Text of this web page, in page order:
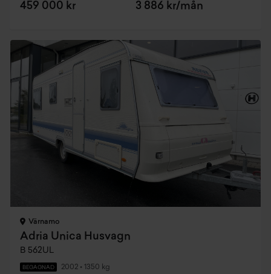
459 000 kr 3 886 kr/mån
Värnamo
Adria Unica Husvagn
B 562UL
BEGAGNAD 2002 • 1350 kg